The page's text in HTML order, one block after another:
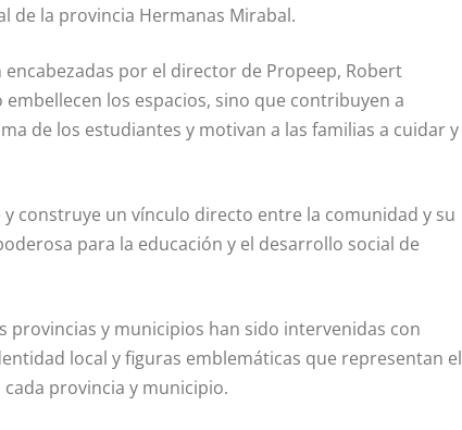
de la provincia Hermanas Mirabal.
por el director de Propeep, Robert
los espacios, sino que contribuyen a
de los estudiantes y motivan a las familias a cuidar y
construye un vínculo directo entre la comunidad y su
para la educación y el desarrollo social de
y municipios han sido intervenidas con
local y figuras emblemáticas que representan el
provincia y municipio.